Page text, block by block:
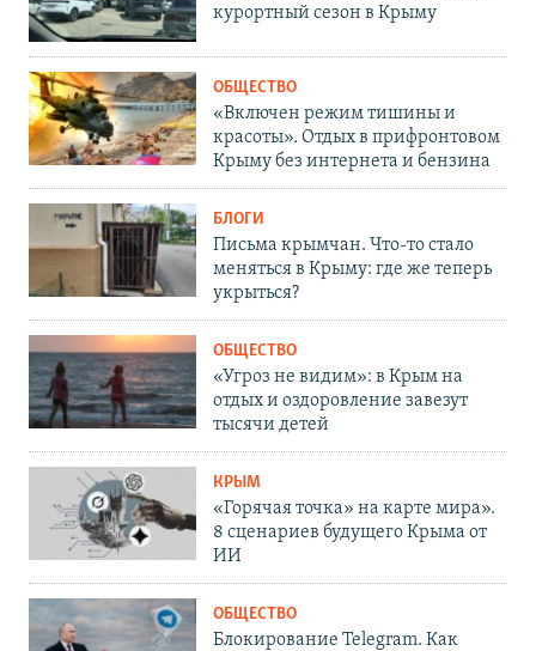
курортный сезон в Крыму
ОБЩЕСТВО
«Включен режим тишины и
красоты». Отдых в прифронтовом
Крыму без интернета и бензина
БЛОГИ
Письма крымчан. Что-то стало
меняться в Крыму: где же теперь
укрыться?
ОБЩЕСТВО
«Угроз не видим»: в Крым на
отдых и оздоровление завезут
тысячи детей
КРЫМ
«Горячая точка» на карте мира».
8 сценариев будущего Крыма от
ИИ
ОБЩЕСТВО
Блокирование Telegram. Как